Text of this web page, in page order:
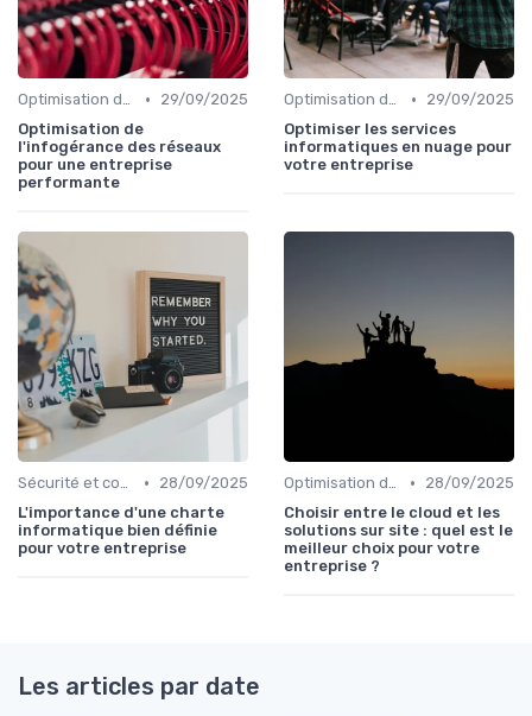
Optimisation des infrastructures IT •
29/09/2025
Optimisation de
l'infogérance des réseaux
pour une entreprise
performante
Optimisation des infrastructures IT •
29/09/2025
Optimiser les services
informatiques en nuage pour
votre entreprise
Sécurité et conformité •
28/09/2025
L'importance d'une charte
informatique bien définie
pour votre entreprise
Optimisation des infrastructures IT •
28/09/2025
Choisir entre le cloud et les
solutions sur site : quel est le
meilleur choix pour votre
entreprise ?
Les articles par date